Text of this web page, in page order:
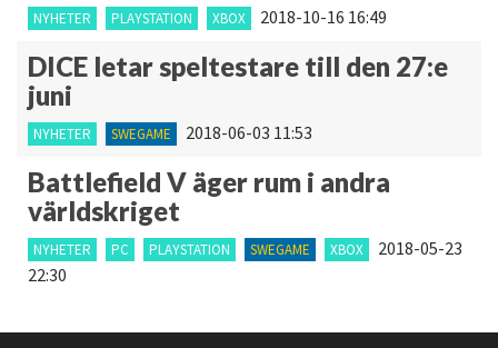
NYHETER PLAYSTATION XBOX 2018-10-16 16:49
DICE letar speltestare till den 27:e
juni
NYHETER SWEGAME 2018-06-03 11:53
Battlefield V äger rum i andra
världskriget
NYHETER PC PLAYSTATION SWEGAME XBOX
2018-05-23
22:30